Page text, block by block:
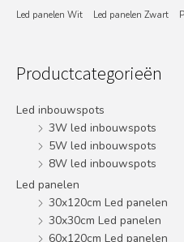
Led panelen Wit
Led panelen Zwart
Productcategorieën
Led inbouwspots
3W led inbouwspots
5W led inbouwspots
8W led inbouwspots
Led panelen
30x120cm Led panelen
30x30cm Led panelen
60x120cm Led panelen